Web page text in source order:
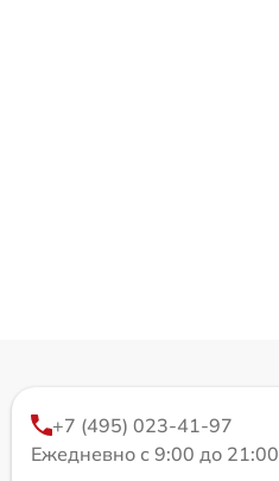
+7 (495) 023-41-97
Ежедневно с 9:00 до 21:00